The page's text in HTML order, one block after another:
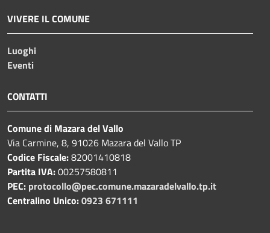
VIVERE IL COMUNE
Luoghi
Eventi
CONTATTI
Comune di Mazara del Vallo
Via Carmine, 8, 91026 Mazara del Vallo TP
Codice Fiscale:82001410818
Partita IVA:00257580811
PEC: protocollo@pec.comune.mazaradelvallo.tp.it
Centralino Unico:0923 671111